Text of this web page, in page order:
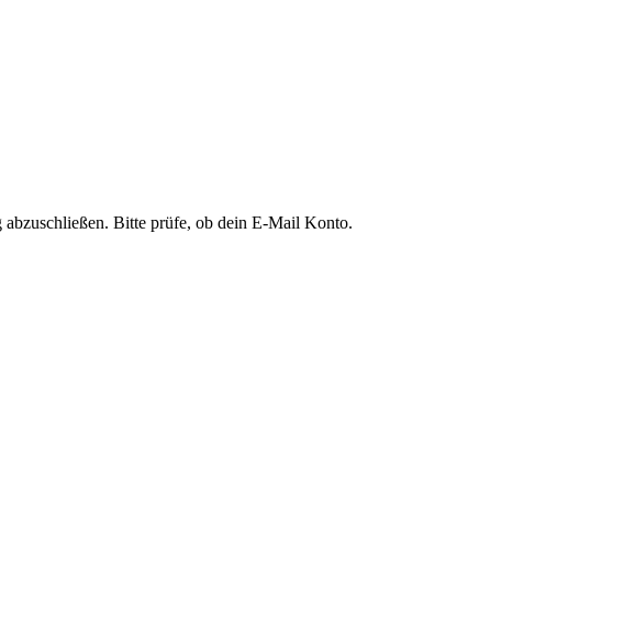
abzuschließen. Bitte prüfe, ob dein E-Mail Konto.